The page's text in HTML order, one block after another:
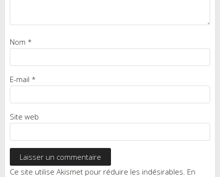
Nom *
E-mail *
Site web
Ce site utilise Akismet pour réduire les indésirables. En